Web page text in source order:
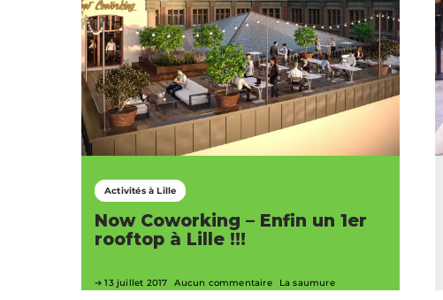
Activités à Lille
Now Coworking – Enfin un 1er
rooftop à Lille !!!
13 juillet 2017 Aucun commentaire La saumure